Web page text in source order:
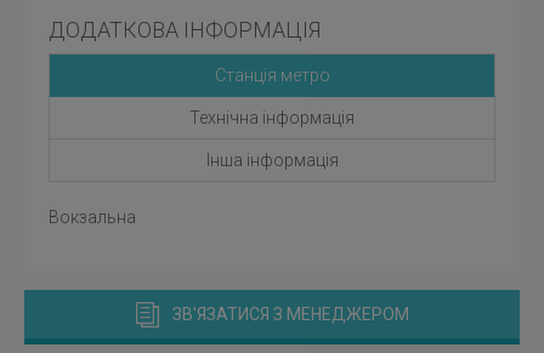
ДОДАТКОВА ІНФОРМАЦІЯ
Станція метро
Технічна інформація
Інша інформація
Вокзальна
ЗВ'ЯЗАТИСЯ З МЕНЕДЖЕРОМ